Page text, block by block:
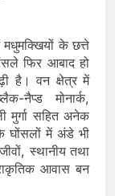
के छत्ते
फिर आबाद हो
है। वन क्षेत्र में
नैप्ड मोनार्क,
मुर्गा सहित अनेक
के घोंसलों में अंडे भी
स्थानीय तथा
आवास बन